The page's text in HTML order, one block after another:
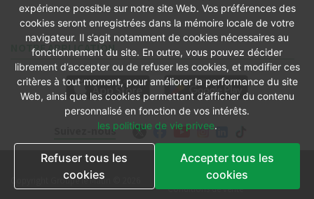
Suivez-nous
NOTRE APPLICATION
Copyright Groupe le Matin © 2026
Conditions générales
Conditions de vente
expérience possible sur notre site Web. Vos préférences des
cookies seront enregistrées dans la mémoire locale de votre
navigateur. Il s’agit notamment de cookies nécessaires au
fonctionnement du site. En outre, vous pouvez décider
librement d’accepter ou de refuser les cookies, et modifier ces
critères à tout moment, pour améliorer la performance du site
Web, ainsi que les cookies permettant d’afficher du contenu
personnalisé en fonction de vos intérêts.
les politique de vie privee.
Refuser tous les
cookies
Accepter tous les
cookies